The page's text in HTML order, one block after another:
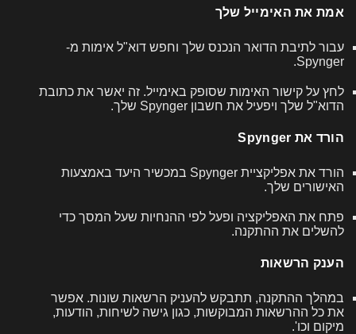
אמת את האימייל שלך
עבור לתיבת הדואר הנכנס שלך וחפש דוא"ל אימות מ-
Spynger.
לחץ על קישור האימות שסופק באימייל. זה יאשר את כתובת
הדוא"ל שלך ויפעיל את חשבון Spynger שלך.
הורד את Spynger
הורד את אפליקציית Spynger במכשיר היעד באמצעות
האישורים שלך.
פתח את האפליקציה ופעל לפי ההנחיות שעל המסך כדי
להשלים את ההתקנה.
הענק הרשאות
במהלך ההתקנה, תתבקש להעניק הרשאות שונות. אפשר
את כל ההרשאות המבוקשות, כגון גישה לשיחות, הודעות,
מיקום וכו'.